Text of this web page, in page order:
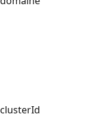
clusterId